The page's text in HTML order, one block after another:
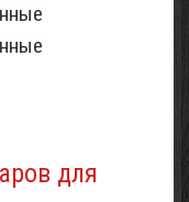
для